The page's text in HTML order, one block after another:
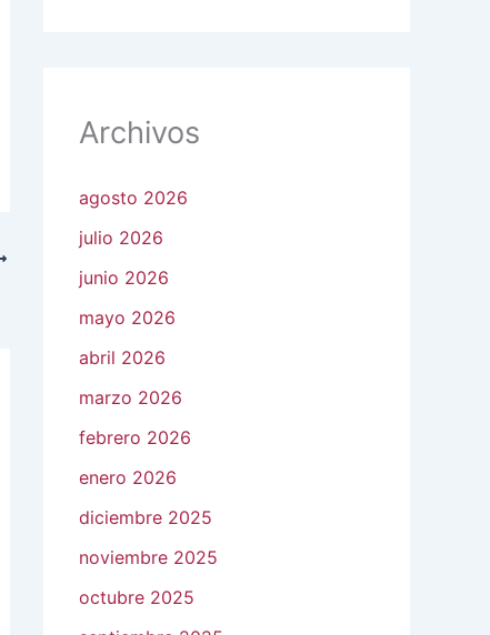
Archivos
agosto 2026
julio 2026
junio 2026
mayo 2026
abril 2026
marzo 2026
febrero 2026
enero 2026
diciembre 2025
noviembre 2025
octubre 2025